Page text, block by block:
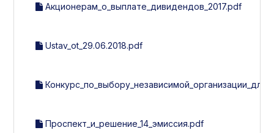
Акционерам_о_выплате_дивидендов_2017.pdf
Ustav_ot_29.06.2018.pdf
Проспект_и_решение_14_эмиссия.pdf